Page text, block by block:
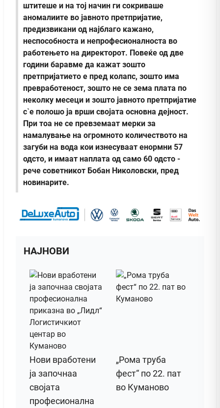
штитеше и на тој начин ги сокриваше
аномалиите во јавното претпријатие,
предизвикани од најблаго кажано,
неспособноста и непрофесионалноста во
работењето на директорот. Повеќе од две
години баравме да кажат зошто
претпријатието е пред колапс, зошто има
превработеност, зошто не се зема плата по
неколку месеци и зошто јавното претпријатие
с`е полошо ја врши својата основна дејност.
При тоа не се превземаат мерки за
намалување на огромното количеството на
загуби на вода кои изнесуваат енормни 57
одсто, и имаат наплата од само 60 одсто -
рече советникот Бобан Николовски, пред
новинарите.
НАЈНОВИ
Нови вработени
ја започнаа
својата
професионална
„Рома труба
фест“ по 22. пат
во Куманово